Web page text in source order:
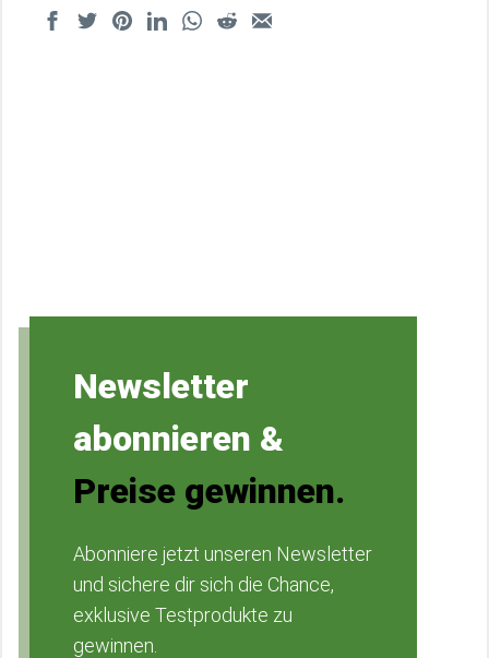
Newsletter
abonnieren &
Preise gewinnen.
Abonniere jetzt unseren Newsletter
und sichere dir sich die Chance,
exklusive Testprodukte zu
gewinnen.